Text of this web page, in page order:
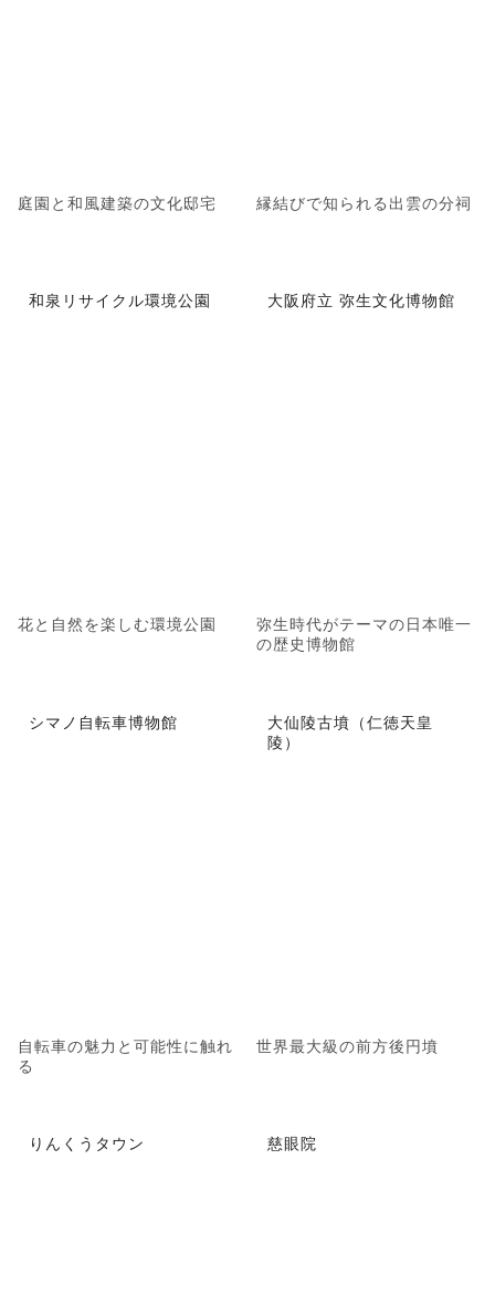
庭園と和風建築の文化邸宅 縁結びで知られる出雲の分祠
和泉リサイクル環境公園
花と自然を楽しむ環境公園
大阪府立 弥生文化博物館
弥生時代がテーマの日本唯一
の歴史博物館
シマノ自転車博物館
自転車の魅力と可能性に触れ
る
大仙陵古墳（仁徳天皇
陵）
世界最大級の前方後円墳
りんくうタウン 慈眼院